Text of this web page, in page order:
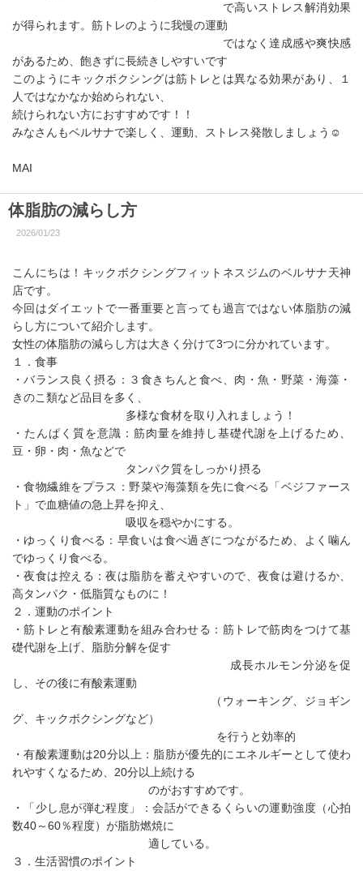
で高いストレス解消効果
が得られます。筋トレのように我慢の運動
ではなく達成感や爽快感
があるため、飽きずに長続きしやすいです
このようにキックボクシングは筋トレとは異なる効果があり、１
人ではなかなか始められない、
続けられない方におすすめです！！
みなさんもベルサナで楽しく、運動、ストレス発散しましょう☺
MAI
体脂肪の減らし方
2026/01/23
こんにちは！キックボクシングフィットネスジムのベルサナ天神
店です。
今回はダイエットで一番重要と言っても過言ではない体脂肪の減
らし方について紹介します。
女性の体脂肪の減らし方は大きく分けて3つに分かれています。
１．食事
・バランス良く摂る：３食きちんと食べ、肉・魚・野菜・海藻・
きのこ類など品目を多く、
多様な食材を取り入れましょう！
・たんぱく質を意識：筋肉量を維持し基礎代謝を上げるため、
豆・卵・肉・魚などで
タンパク質をしっかり摂る
・食物繊維をプラス：野菜や海藻類を先に食べる「ベジファース
ト」で血糖値の急上昇を抑え、
吸収を穏やかにする。
・ゆっくり食べる：早食いは食べ過ぎにつながるため、よく噛ん
でゆっくり食べる。
・夜食は控える：夜は脂肪を蓄えやすいので、夜食は避けるか、
高タンパク・低脂質なものに！
２．運動のポイント
・筋トレと有酸素運動を組み合わせる：筋トレで筋肉をつけて基
礎代謝を上げ、脂肪分解を促す
成長ホルモン分泌を促
し、その後に有酸素運動
（ウォーキング、ジョギン
グ、キックボクシングなど）
を行うと効率的
・有酸素運動は20分以上：脂肪が優先的にエネルギーとして使わ
れやすくなるため、20分以上続ける
のがおすすめです。
・「少し息が弾む程度」：会話ができるくらいの運動強度（心拍
数40～60％程度）が脂肪燃焼に
適している。
３．生活習慣のポイント